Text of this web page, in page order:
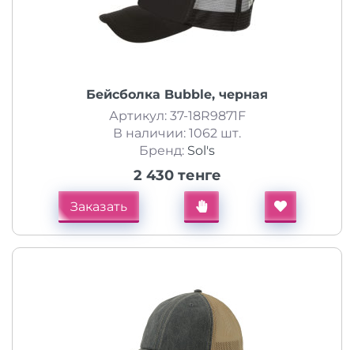
Бейсболка Bubble, черная
Артикул: 37-18R9871F
В наличии: 1062 шт.
Бренд: Sol's
2 430 тенге
Заказать